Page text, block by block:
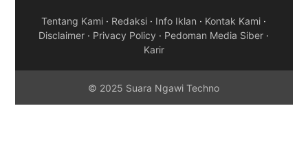
Tentang Kami · Redaksi · Info Iklan · Kontak Kami ·
Disclaimer · Privacy Policy · Pedoman Media Siber ·
Karir
© 2025 Suara Ngawi Techno